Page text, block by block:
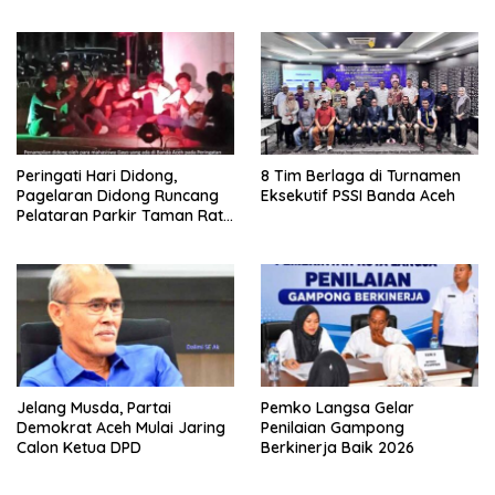
Peringati Hari Didong,
Pagelaran Didong Runcang
Pelataran Parkir Taman Ratu
8 Tim Berlaga di Turnamen
Eksekutif PSSI Banda Aceh
Jelang Musda, Partai
Demokrat Aceh Mulai Jaring
Calon Ketua DPD
Pemko Langsa Gelar
Penilaian Gampong
Berkinerja Baik 2026